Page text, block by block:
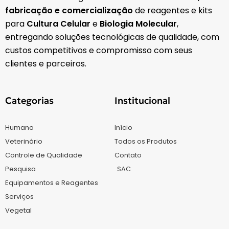
fabricação e comercialização de reagentes e kits
para Cultura Celular e Biologia Molecular,
entregando soluções tecnológicas de qualidade, com
custos competitivos e compromisso com seus
clientes e parceiros.
Categorias
Humano
Veterinário
Controle de Qualidade
Pesquisa
Equipamentos e Reagentes
Serviços
Vegetal
Institucional
Início
Todos os Produtos
Contato
SAC